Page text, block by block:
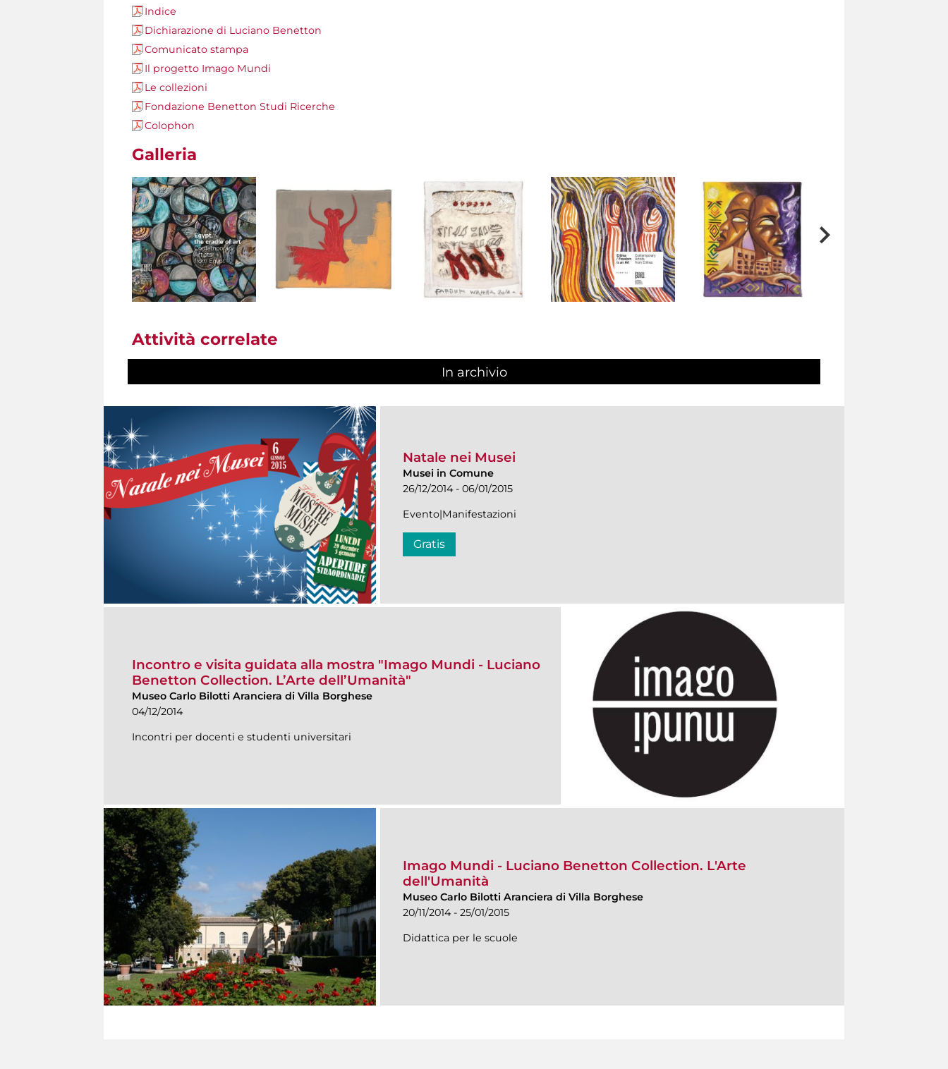
Indice
Dichiarazione di Luciano Benetton
Comunicato stampa
Il progetto Imago Mundi
Le collezioni
Fondazione Benetton Studi Ricerche
Colophon
Galleria
Attività correlate
In archivio
Natale nei Musei
Musei in Comune
26/12/2014 - 06/01/2015
Evento|Manifestazioni
Gratis
Incontro e visita guidata alla mostra "Imago Mundi - Luciano
Benetton Collection. L’Arte dell’Umanità"
Museo Carlo Bilotti Aranciera di Villa Borghese
04/12/2014
Incontri per docenti e studenti universitari
Imago Mundi - Luciano Benetton Collection. L'Arte
dell'Umanità
Museo Carlo Bilotti Aranciera di Villa Borghese
20/11/2014 - 25/01/2015
Didattica per le scuole